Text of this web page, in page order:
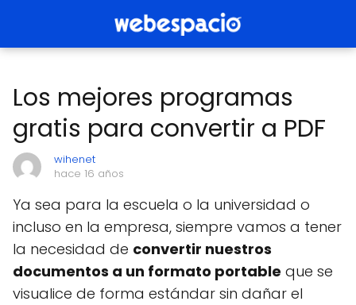
Los mejores programas
gratis para convertir a PDF
wihenet
hace 16 años
Ya sea para la escuela o la universidad o
incluso en la empresa, siempre vamos a tener
la necesidad de convertir nuestros
documentos a un formato portable que se
visualice de forma estándar sin dañar el